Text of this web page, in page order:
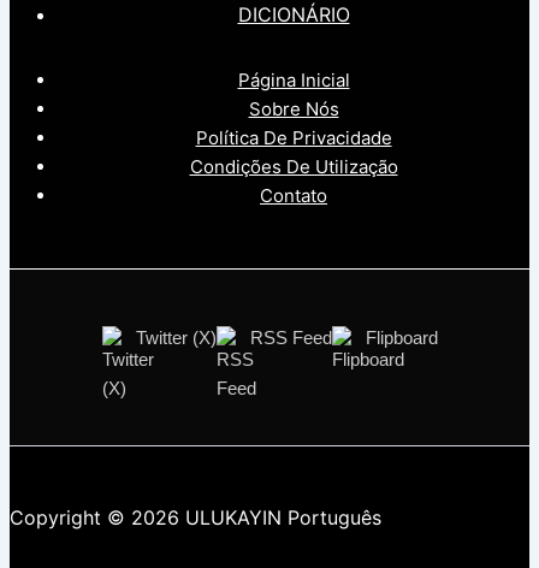
DICIONÁRIO
Página Inicial
Sobre Nós
Política De Privacidade
Condições De Utilização
Contato
Twitter (X) RSS Feed Flipboard
Copyright © 2026 ULUKAYIN Português